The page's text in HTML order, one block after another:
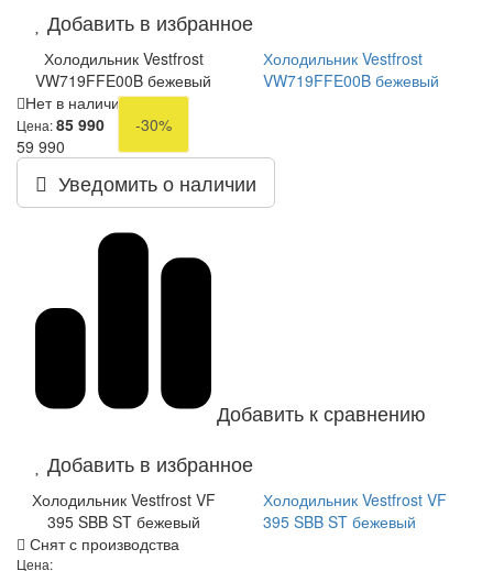
Добавить в избранное
Холодильник Vestfrost
VW719FFE00B бежевый
Холодильник Vestfrost
VW719FFE00B бежевый
Нет в наличии
Цена:85 990
-30%
59 990
Уведомить о наличии
Добавить к сравнению
Добавить в избранное
Холодильник Vestfrost VF
395 SBB ST бежевый
Холодильник Vestfrost VF
395 SBB ST бежевый
Снят с производства
Цена: